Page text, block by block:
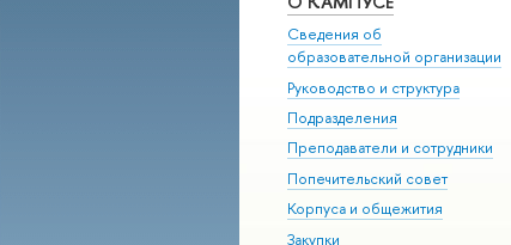
Сведения об
образовательной организации
Руководство и структура
Подразделения
Преподаватели и сотрудники
Попечительский совет
Корпуса и общежития
Закупки